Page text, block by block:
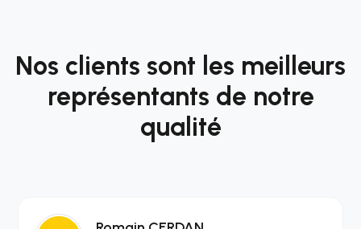
Nos clients sont les meilleurs
représentants de notre
qualité